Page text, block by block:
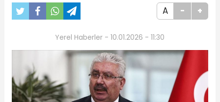
A - +
Yerel Haberler - 10.01.2026 - 11:30